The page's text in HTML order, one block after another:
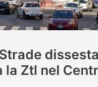
la Ztl nel